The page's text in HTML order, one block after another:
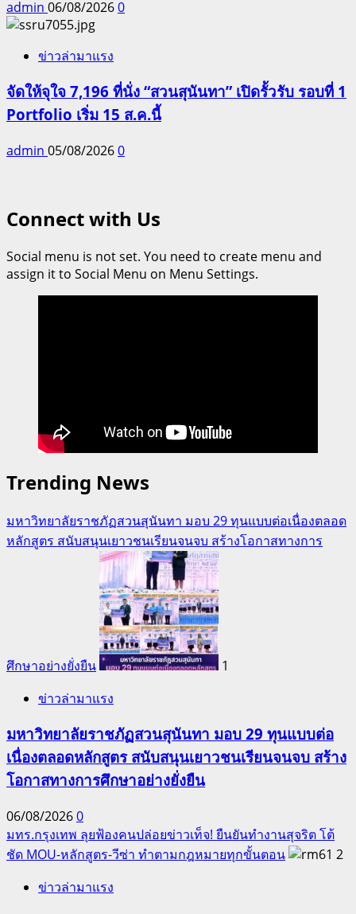
admin 06/08/20260
ข่าวล่ามาแรง
จัดให้จุใจ 7,196 ที่นั่ง “สวนสุนันทา” เปิดรั้วรับ รอบที่ 1
Portfolio เริ่ม 15 ส.ค.นี้
admin 05/08/20260
Connect with Us
Social menu is not set. You need to create menu and
assign it to Social Menu on Menu Settings.
Trending News
มหาวิทยาลัยราชภัฏสวนสุนันทา มอบ 29 ทุนแบบต่อเนื่องตลอด
หลักสูตร สนับสนุนเยาวชนเรียนจนจบ สร้างโอกาสทางการ
ศึกษาอย่างยั่งยืน
1
ข่าวล่ามาแรง
มหาวิทยาลัยราชภัฏสวนสุนันทา มอบ 29 ทุนแบบต่อ
เนื่องตลอดหลักสูตร สนับสนุนเยาวชนเรียนจนจบ สร้าง
โอกาสทางการศึกษาอย่างยั่งยืน
06/08/20260
มทร.กรุงเทพ ลุยฟ้องคนปล่อยข่าวเท็จ! ยืนยันทำงานสุจริต โต้
ชัด MOU-หลักสูตร-วีซ่า ทำตามกฎหมายทุกขั้นตอน
2
ข่าวล่ามาแรง